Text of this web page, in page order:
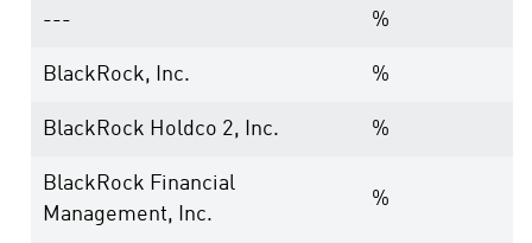
--- %
BlackRock, Inc. %
BlackRock Holdco 2, Inc. %
BlackRock Financial
Management, Inc.
%